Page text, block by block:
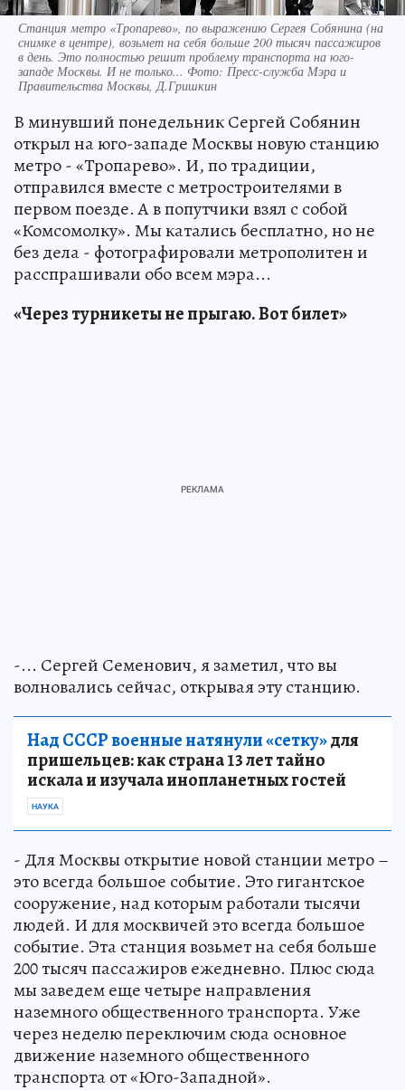
Станция метро «Тропарево», по выражению Сергея Собянина (на
снимке в центре), возьмет на себя больше 200 тысяч пассажиров
в день. Это полностью решит проблему транспорта на юго-
западе Москвы. И не только... Фото: Пресс-служба Мэра и
Правительства Москвы, Д.Гришкин
В минувший понедельник Сергей Собянин
открыл на юго-западе Москвы новую станцию
метро - «Тропарево». И, по традиции,
отправился вместе с метростроителями в
первом поезде. А в попутчики взял с собой
«Комсомолку». Мы катались бесплатно, но не
без дела - фотографировали метрополитен и
расспрашивали обо всем мэра...
«Через турникеты не прыгаю. Вот билет»
-... Сергей Семенович, я заметил, что вы
волновались сейчас, открывая эту станцию.
Над СССР военные натянули «сетку»для
пришельцев: как страна 13 лет тайно
искала и изучала инопланетных гостей
НАУКА
- Для Москвы открытие новой станции метро –
это всегда большое событие. Это гигантское
сооружение, над которым работали тысячи
людей. И для москвичей это всегда большое
событие. Эта станция возьмет на себя больше
200 тысяч пассажиров ежедневно. Плюс сюда
мы заведем еще четыре направления
наземного общественного транспорта. Уже
через неделю переключим сюда основное
движение наземного общественного
транспорта от «Юго-Западной».